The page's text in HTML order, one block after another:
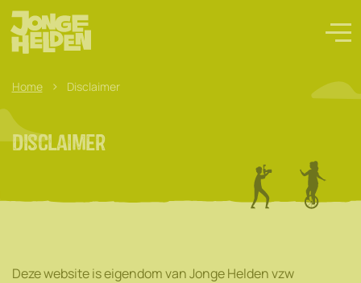
Home > Disclaimer
Disclaimer
Deze website is eigendom van Jonge Helden vzw